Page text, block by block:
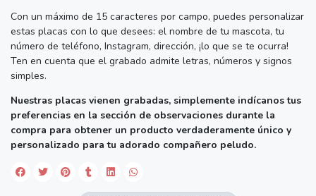
Con un máximo de 15 caracteres por campo, puedes personalizar
estas placas con lo que desees: el nombre de tu mascota, tu
número de teléfono, Instagram, dirección, ¡lo que se te ocurra!
Ten en cuenta que el grabado admite letras, números y signos
simples.
Nuestras placas vienen grabadas, simplemente indícanos tus
preferencias en la sección de observaciones durante la
compra para obtener un producto verdaderamente único y
personalizado para tu adorado compañero peludo.